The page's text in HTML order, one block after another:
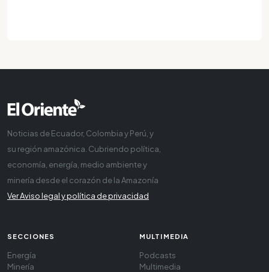
Noticias de Ecuador, Colombia y Perú, y
su región amazónica. Cubriendo política,
economía, energía, medio ambiente y
minería desde el corazón de la Amazonía
Ver Aviso legal y política de privacidad
SECCIONES
Energía
Minería
MULTIMEDIA
Podcasts
Multimedia